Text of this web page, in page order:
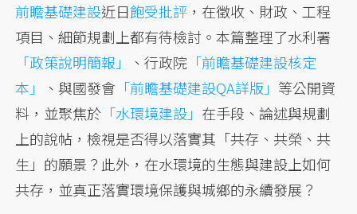
前瞻基礎建設近日飽受批評 ，在徵收、財政、工程
項目、細節規劃上都有待檢討。本篇整理了水利署
「政策說明簡報」
、行政院 「前瞻基礎建設核定
本」
、與國發會 「前瞻基礎建設QA詳版」 等公開資
料，並聚焦於 「水環境建設」 在手段、論述與規劃
上的說帖，檢視是否得以落實其「共存、共榮、共
生」的願景？此外，在水環境的生態與建設上如何
共存，並真正落實環境保護與城鄉的永續發展？